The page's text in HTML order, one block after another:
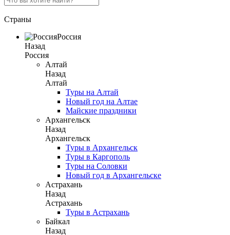
Страны
Россия
Назад
Россия
Алтай
Назад
Алтай
Туры на Алтай
Новый год на Алтае
Майские праздники
Архангельск
Назад
Архангельск
Туры в Архангельск
Туры в Каргополь
Туры на Соловки
Новый год в Архангельске
Астрахань
Назад
Астрахань
Туры в Астрахань
Байкал
Назад